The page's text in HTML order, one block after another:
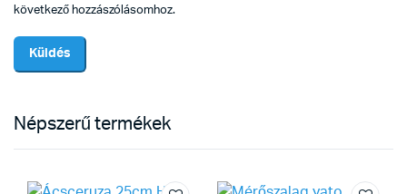
következő hozzászólásomhoz.
Népszerű termékek